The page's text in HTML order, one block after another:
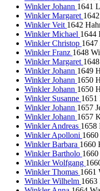
Winkler Johann 1641
Winkler Margaret
Winkler Veit 1642
Winkler Michael 1644
Winkler Christop
Winkler Franz 1648
Winkler Margaret
Winkler Johann 1649
Winkler Johann 1650
Winkler Johann 1650
Winkler Susanne 1651
Winkler Johann 1657
Winkler Johann 1657
Winkler Andreas 1658
Winkler Apolloni
Winkler Barbara 1660
Winkler Bartholo
Winkler Wolfgang
Winkler Thomas 1661
Winkler Wilhelm 1663